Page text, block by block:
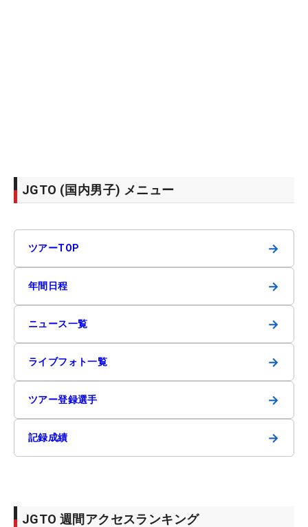
JGTO (国内男子) メニュー
ツアーTOP →
年間日程 →
ニュース一覧 →
ライブフォト一覧 →
ツアー登録選手 →
記録成績 →
JGTO 週間アクセスランキング